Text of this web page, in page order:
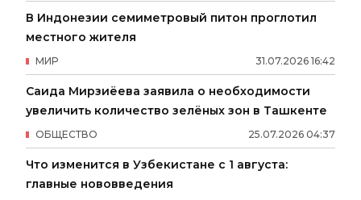
В Индонезии семиметровый питон проглотил
местного жителя
31.07.2026 16:42
МИР
Саида Мирзиёева заявила о необходимости
увеличить количество зелёных зон в Ташкенте
25.07.2026 04:37
ОБЩЕСТВО
Что изменится в Узбекистане с 1 августа:
главные нововведения